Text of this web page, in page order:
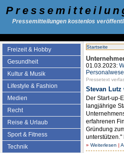
Pressemitteilungen kostenlos
Freizeit & Hobby
Gesundheit
Kultur & Musik
Lifestyle & Fashion
Medien
Recht
Reise & Urlaub
Sport & Fitness
Technik
Startseite
01.03.2023:
Pressetext
Stevan Lutz
Der Start-up-
langjährige
erfahrenen
Gründung
unterstützen."
» Weiterlesen |